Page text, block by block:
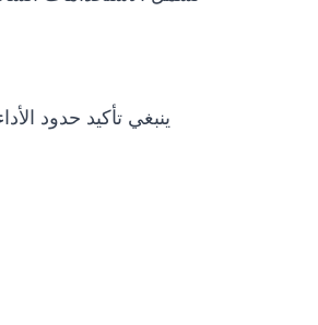
ينبغي تأكيد حدود